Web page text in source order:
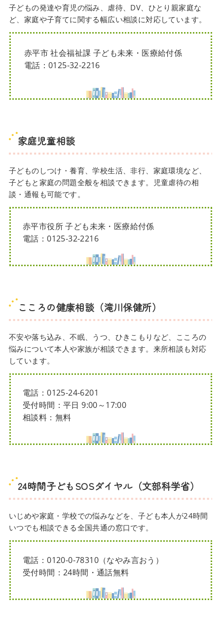
子どもの発達や育児の悩み、虐待、DV、ひとり親家庭な
ど、家庭や子育てに関する幅広い相談に対応しています。
赤平市 社会福祉課 子ども未来・医療給付係
電話：0125-32-2216
家庭児童相談
子どものしつけ・養育、学校生活、非行、家庭環境など、
子どもと家庭の問題全般を相談できます。児童虐待の相
談・通報も可能です。
赤平市役所 子ども未来・医療給付係
電話：0125-32-2216
こころの健康相談（滝川保健所）
不安や落ち込み、不眠、うつ、ひきこもりなど、こころの
悩みについて本人や家族が相談できます。来所相談も対応
しています。
電話：0125-24-6201
受付時間：平日 9:00～17:00
相談料：無料
24時間子どもSOSダイヤル（文部科学省）
いじめや家庭・学校での悩みなどを、子ども本人が24時間
いつでも相談できる全国共通の窓口です。
電話：0120-0-78310（なやみ言おう）
受付時間：24時間・通話無料